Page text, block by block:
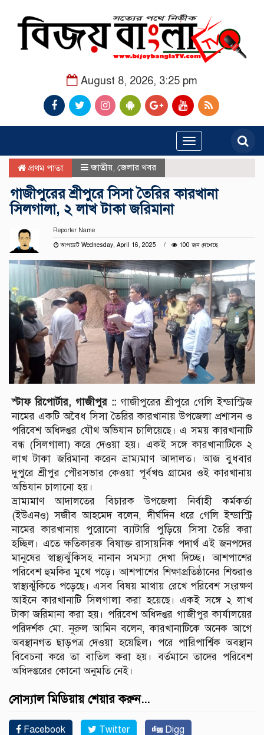
August 8, 2026, 3:25 pm
Toggle
navigation
প্রথম পাতা জাতীয় জেলার খবর
গাজীপুরের শ্রীপুরে সিসা তৈরির কারখানা
সিলগালা, ২ লাখ টাকা জরিমানা
Reporter Name
আপডেট Wednesday, April 16, 2025
100 জন দেখেছে
স্টাফ রিপোর্টার, গাজীপুর :: গাজীপুরের শ্রীপুরে গেলি ইন্ডাস্ট্রিজ
নামের একটি অবৈধ সিসা তৈরির কারখানায় উপজেলা প্রশাসন ও
পরিবেশ অধিদপ্তর যৌথ অভিযান চালিয়েছে। এ সময় কারখানাটি
বন্ধ (সিলগালা) করে দেওয়া হয়। একই সঙ্গে কারখানাটিকে ২
লাখ টাকা জরিমানা করেন ভ্রাম্যমাণ আদালত। আজ বুধবার
দুপুরে শ্রীপুর পৌরসভার কেওয়া পূর্বখণ্ড গ্রামের ওই কারখানায়
অভিযান চালানো হয়।
ভ্রাম্যমাণ আদালতের বিচারক উপজেলা নির্বাহী কর্মকর্তা
(ইউএনও) সজীব আহমেদ বলেন, দীর্ঘদিন ধরে গেলি ইন্ডাস্ট্রি
নামের কারখানায় পুরোনো ব্যাটারি পুড়িয়ে সিসা তৈরি করা
হচ্ছিল। এতে ক্ষতিকারক বিষাক্ত রাসায়নিক পদার্থ এই জনপদের
মানুষের স্বাস্থ্যঝুঁকিসহ নানান সমস্যা দেখা দিচ্ছে। আশপাশের
পরিবেশ হুমকির মুখে পড়ে। আশপাশের শিক্ষাপ্রতিষ্ঠানের শিশুরাও
স্বাস্থ্যঝুঁকিতে পড়েছে। এসব বিষয় মাথায় রেখে পরিবেশ সংরক্ষণ
আইনে কারখানাটি সিলগালা করা হয়েছে। একই সঙ্গে ২ লাখ
টাকা জরিমানা করা হয়। পরিবেশ অধিদপ্তর গাজীপুর কার্যালয়ের
পরিদর্শক মো. নূরুল আমিন বলেন, কারখানাটিকে অনেক আগে
অবস্থানগত ছাড়পত্র দেওয়া হয়েছিল। পরে পারিপার্শ্বিক অবস্থান
বিবেচনা করে তা বাতিল করা হয়। বর্তমানে তাদের পরিবেশ
অধিদপ্তরের কোনো অনুমতি নেই।
সোস্যাল মিডিয়ায় শেয়ার করুন...
Facebook Twitter Digg